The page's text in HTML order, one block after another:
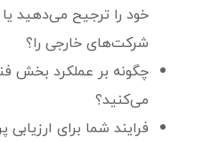
خود را ترجیح می‌دهید یا
شرکت‌های خارجی را؟
چگونه بر عملکرد بخش
می‌کنید؟
فرایند شما برای